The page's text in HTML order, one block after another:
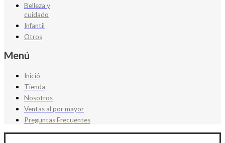
Belleza y
cuidado
Infantil
Otros
Menú
Inició
Tienda
Nosotros
Ventas al por mayor
Preguntas Frecuentes